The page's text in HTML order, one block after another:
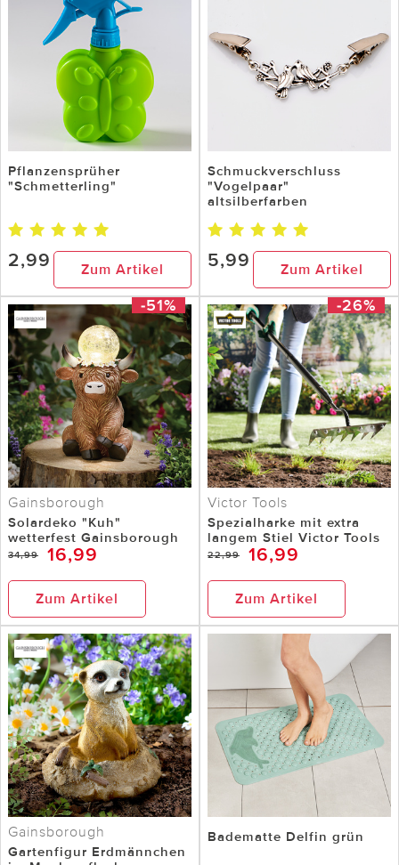
Pflanzensprüher
"Schmetterling"
2,99 Zum Artikel
Schmuckverschluss
"Vogelpaar"
altsilberfarben
5,99 Zum Artikel
-51%
Gainsborough
Solardeko "Kuh"
wetterfest Gainsborough
34,99 16,99
Zum Artikel
-26%
Victor Tools
Spezialharke mit extra
langem Stiel Victor Tools
22,99 16,99
Zum Artikel
Gainsborough
Gartenfigur Erdmännchen
Badematte Delfin grün